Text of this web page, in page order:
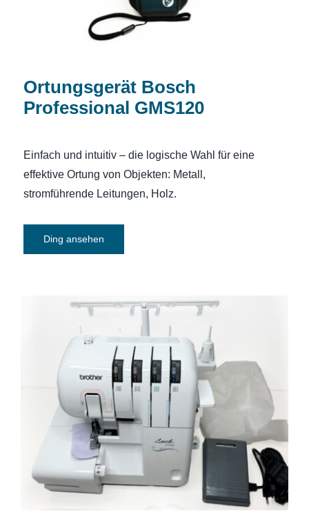
Ortungsgerät Bosch
Professional GMS120
Einfach und intuitiv – die logische Wahl für eine
effektive Ortung von Objekten: Metall,
stromführende Leitungen, Holz.
Ding ansehen
Nähmaschine-Overlock Brother 2104 D